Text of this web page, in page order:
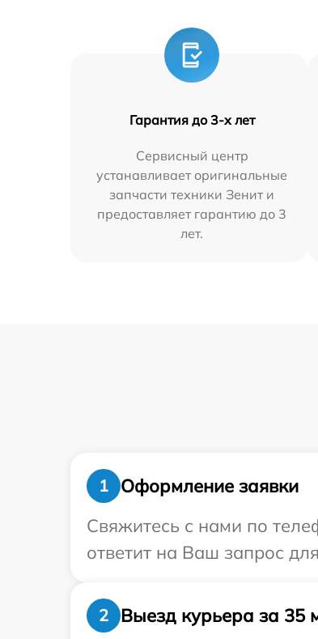
Гарантия до 3-х лет
Сервисный центр
устанавливает оригинальные
запчасти техники Зенит и
предоставляет гарантию до 3
лет.
1
Оформление заявки
Свяжитесь с нами по
ответит на Ваш запрос
2
Выезд курьера за 35